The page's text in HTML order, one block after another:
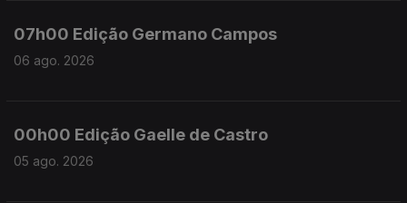
07h00 Edição Germano Campos
06 ago. 2026
00h00 Edição Gaelle de Castro
05 ago. 2026